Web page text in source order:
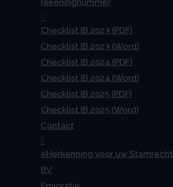
C
Checklist IB 2023 (PDF)
Checklist IB 2023 (Word)
Checklist IB 2024 (PDF)
Checklist IB 2024 (Word)
Checklist IB 2025 (PDF)
Checklist IB 2025 (Word)
Contact
E
eHerkenning voor uw Stamrecht
BV